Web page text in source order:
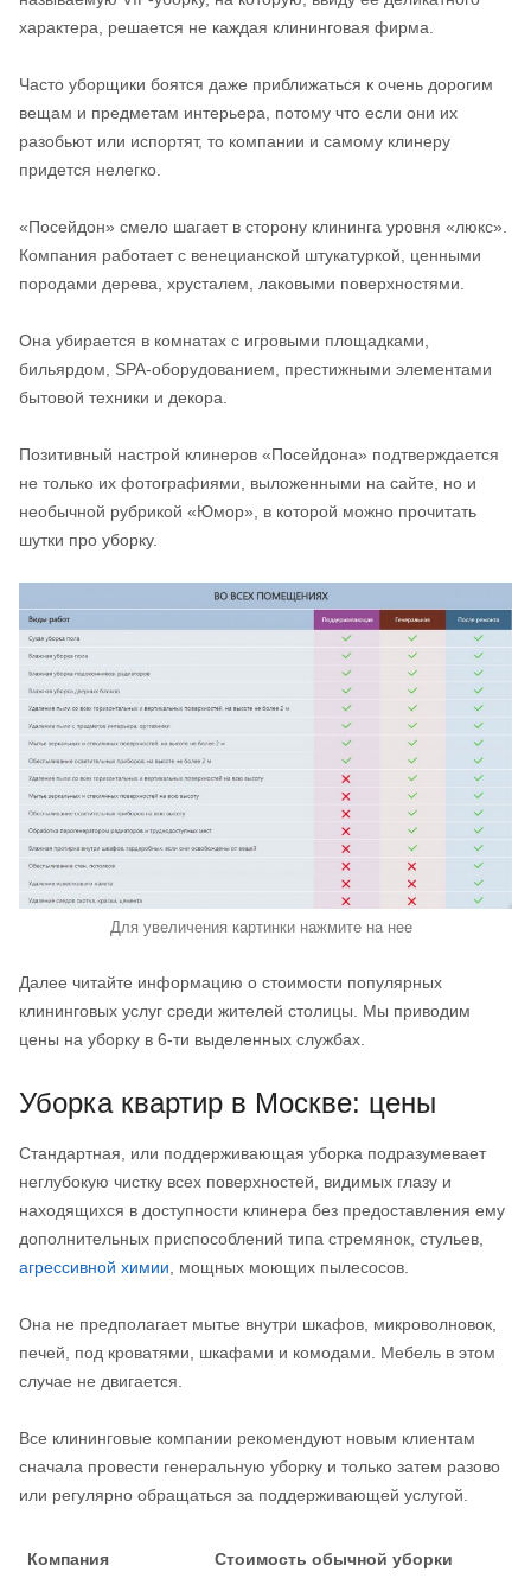
характера, решается не каждая клининговая фирма.
Часто уборщики боятся даже приближаться к очень дорогим
вещам и предметам интерьера, потому что если они их
разобьют или испортят, то компании и самому клинеру
придется нелегко.
«Посейдон» смело шагает в сторону клининга уровня «люкс».
Компания работает с венецианской штукатуркой, ценными
породами дерева, хрусталем, лаковыми поверхностями.
Она убирается в комнатах с игровыми площадками,
бильярдом, SPA-оборудованием, престижными элементами
бытовой техники и декора.
Позитивный настрой клинеров «Посейдона» подтверждается
не только их фотографиями, выложенными на сайте, но и
необычной рубрикой «Юмор», в которой можно прочитать
шутки про уборку.
Для увеличения картинки нажмите на нее
Далее читайте информацию о стоимости популярных
клининговых услуг среди жителей столицы. Мы приводим
цены на уборку в 6-ти выделенных службах.
Уборка квартир в Москве: цены
Стандартная, или поддерживающая уборка подразумевает
неглубокую чистку всех поверхностей, видимых глазу и
находящихся в доступности клинера без предоставления ему
дополнительных приспособлений типа стремянок, стульев,
агрессивной химии , мощных моющих пылесосов.
Она не предполагает мытье внутри шкафов, микроволновок,
печей, под кроватями, шкафами и комодами. Мебель в этом
случае не двигается.
Все клининговые компании рекомендуют новым клиентам
сначала провести генеральную уборку и только затем разово
или регулярно обращаться за поддерживающей услугой.
Компания Стоимость обычной уборки